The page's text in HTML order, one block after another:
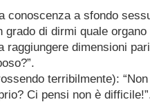
conoscenza a sfondo
grado di dirmi quale
raggiungere dimensioni
terribilmente):
Ci pensi non è